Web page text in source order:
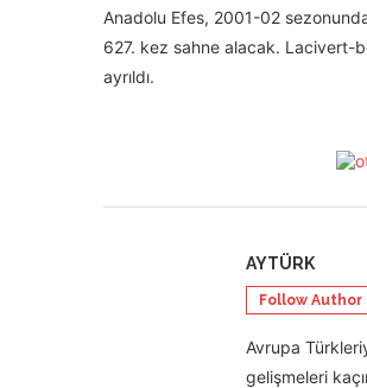
Anadolu Efes, 2001-02
627. kez sahne alacak. Lacivert-
ayrıldı.
AYTÜRK
Follow Author
Avrupa
gelişmeleri